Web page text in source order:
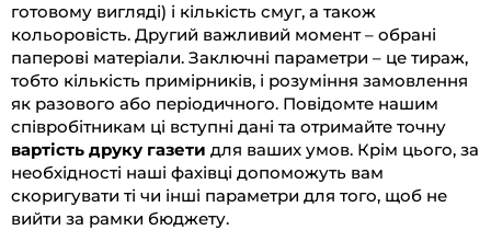
готовому вигляді) і кількість смуг, а також
кольоровість. Другий важливий момент – обрані
паперові матеріали. Заключні параметри – це тираж,
тобто кількість примірників, і розуміння замовлення
як разового або періодичного. Повідомте нашим
співробітникам ці вступні дані та отримайте точну
вартість друку газети для ваших умов. Крім цього, за
необхідності наші фахівці допоможуть вам
скоригувати ті чи інші параметри для того, щоб не
вийти за рамки бюджету.